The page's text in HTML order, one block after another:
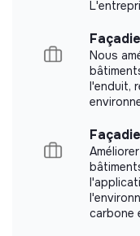
auprès de son
Participer à
budgétaire ;
opportunités
Appuyer
globaux de
communication
adéquat avec
Systèmes
Manager
Between 250
employees
Impact study
Médecins sans
communicate its
Nous
l'enduit,
carbone